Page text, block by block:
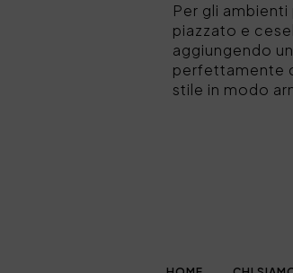
Per gli
piazzato e
aggiungendo
perfettamente
stile in modo